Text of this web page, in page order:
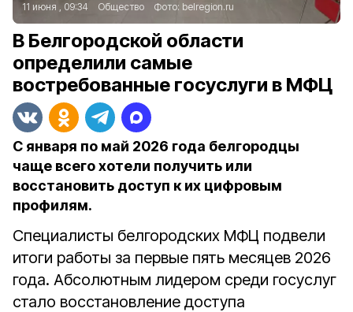
11 июня , 09:34 Общество Фото: belregion.ru
В Белгородской области
определили самые
востребованные госуслуги в МФЦ
С января по май 2026 года белгородцы
чаще всего хотели получить или
восстановить доступ к их цифровым
профилям.
Специалисты белгородских МФЦ подвели
итоги работы за первые пять месяцев 2026
года. Абсолютным лидером среди госуслуг
стало восстановление доступа